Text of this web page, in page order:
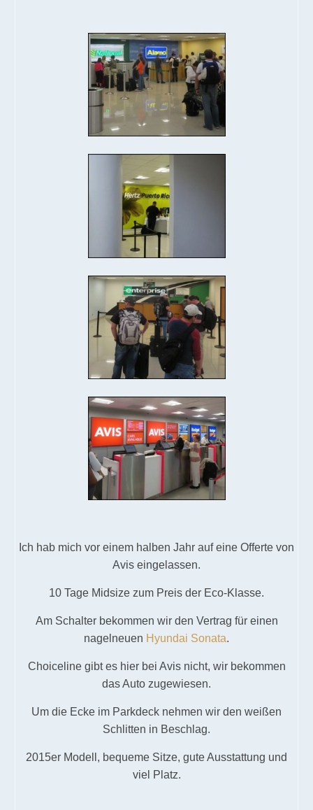
Ich hab mich vor einem halben Jahr auf eine Offerte von
Avis eingelassen.
10 Tage Midsize zum Preis der Eco-Klasse.
Am Schalter bekommen wir den Vertrag für einen
nagelneuen Hyundai Sonata.
Choiceline gibt es hier bei Avis nicht, wir bekommen
das Auto zugewiesen.
Um die Ecke im Parkdeck nehmen wir den weißen
Schlitten in Beschlag.
2015er Modell, bequeme Sitze, gute Ausstattung und
viel Platz.